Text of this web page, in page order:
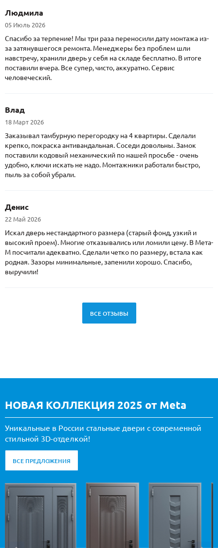
Людмила
05 Июль 2026
Спасибо за терпение! Мы три раза переносили дату монтажа из-
за затянувшегося ремонта. Менеджеры без проблем шли
навстречу, хранили дверь у себя на складе бесплатно. В итоге
поставили вчера. Все супер, чисто, аккуратно. Сервис
человеческий.
Влад
18 Март 2026
Заказывал тамбурную перегородку на 4 квартиры. Сделали
крепко, покраска антивандальная. Соседи довольны. Замок
поставили кодовый механический по нашей просьбе - очень
удобно, ключи искать не надо. Монтажники работали быстро,
пыль за собой убрали.
Денис
22 Май 2026
Искал дверь нестандартного размера (старый фонд, узкий и
высокий проем). Многие отказывались или ломили цену. В Мета-
М посчитали адекватно. Сделали четко по размеру, встала как
родная. Зазоры минимальные, запенили хорошо. Спасибо,
выручили!
ВСЕ ОТЗЫВЫ
НОВАЯ КОЛЛЕКЦИЯ 2025 от Meta
Уникальные в России стальные двери с современной
стильной 3D-отделкой!
ВСЕ ПРЕДЛОЖЕНИЯ